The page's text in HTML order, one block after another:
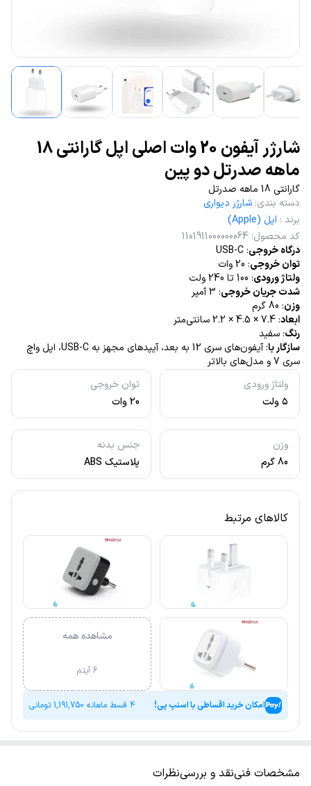
شارژر آیفون 20 وات اصلی اپل گارانتی 18
ماهه صدرتل دو پین
ولتاژ ورودی
۵ ولت
توان خروجی
20 وات
وزن
80 گرم
جنس بدنه
پلاستیک ABS
گارانتی 18 ماهه صدرتل
دسته بندی: شارژر دیواری
برند : اپل (Apple)
کد محصول:
1101911000000064
درگاه خروجی: USB-C
توان خروجی: 20 وات
ولتاژ ورودی: 100 تا 240 ولت
شدت جریان خروجی: 3 آمپر
وزن: 80 گرم
ابعاد: 7.4 × 4.5 × 2.2 سانتی‌متر
رنگ: سفید
سازگار با
: آیفون‌های سری 12 به بعد، آیپدهای مجهز به USB-C، اپل واچ
سری 7 و مدل‌های بالاتر
کالاهای مرتبط
مشاهده همه
6 آیتم
امکان خرید اقساطی با اسنپ پی! 4 قسط ماهانه 1,191,750 تومانی
مشخصات فنینقد و بررسینظرات